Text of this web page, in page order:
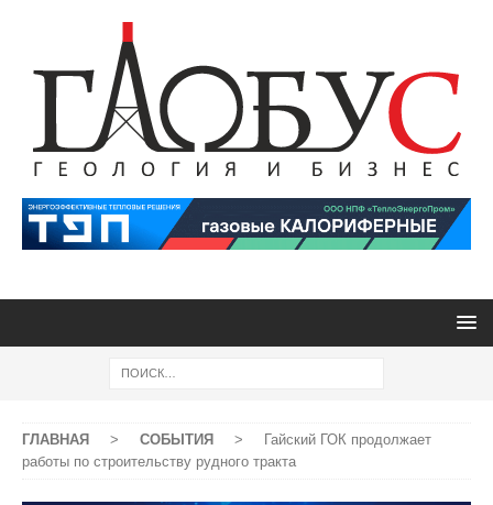
ГЛАВНАЯ > СОБЫТИЯ >
Гайский ГОК продолжает
работы по строительству рудного тракта